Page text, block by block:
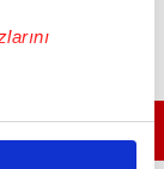
özelTIKLAYIN